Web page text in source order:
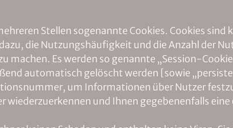
Stellen sogenannte Cookies. Cookies
dazu, die Nutzungshäufigkeit und die Anzahl
machen. Es werden so genannte „Session-
automatisch gelöscht werden [sowie
um Informationen über Nutzer
wiederzuerkennen und Ihnen gegebenenfalls